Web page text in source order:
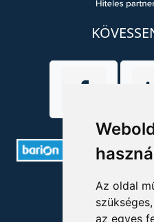
Az oldal
az egyes